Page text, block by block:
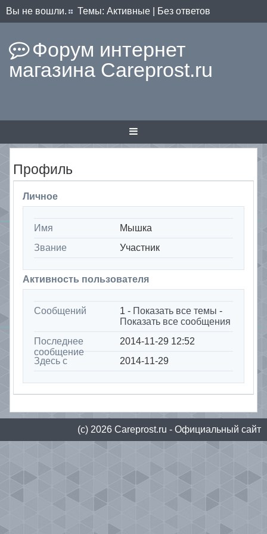
Вы не вошли. Темы: Активные Без ответов
Форум интернет
магазина Careprost.ru
Профиль
Личное
Имя
Мышка
Звание
Участник
Активность пользователя
Сообщений 1 - Показать все темы -
Показать все сообщения
Последнее
сообщение
2014-11-29 12:52
Здесь с
2014-11-29
(с) 2026 Сareprost.ru - Официальный сайт